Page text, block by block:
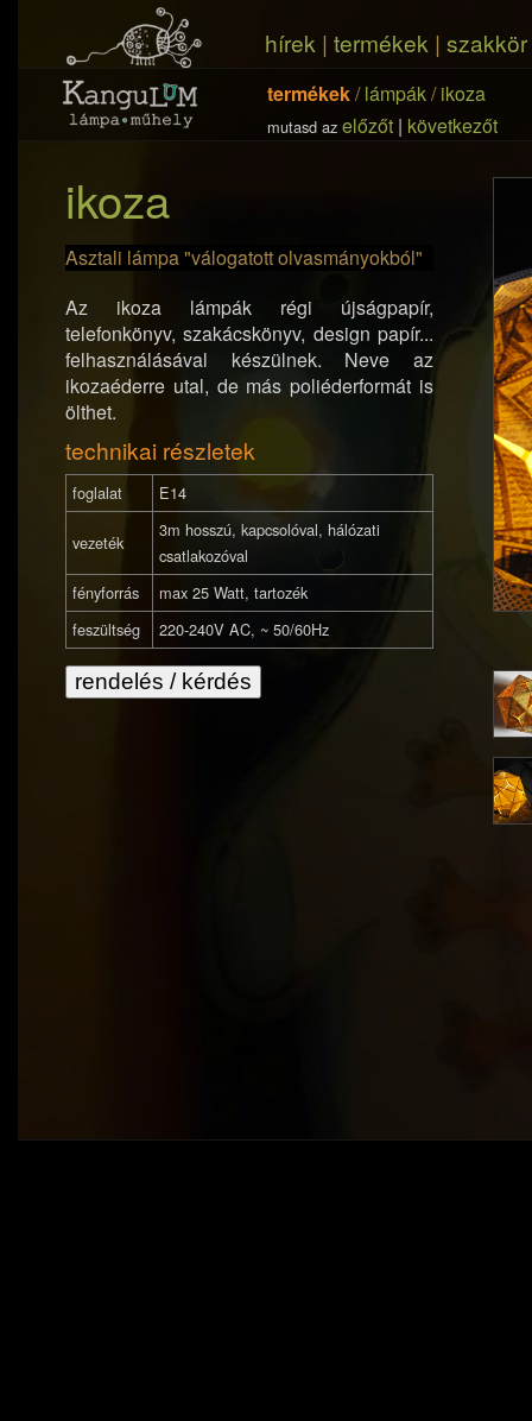
hírek | termékek | szakkör
termékek/lámpák/ikoza
mutasd az előzőt | következőt
ikoza
Asztali lámpa "válogatott olvasmányokból"
Az ikoza lámpák régi újságpapír,
telefonkönyv, szakácskönyv, design papír...
felhasználásával készülnek. Neve az
ikozaéderre utal, de más poliéderformát is
ölthet.
technikai részletek
foglalat E14
vezeték
3m hosszú, kapcsolóval, hálózati
csatlakozóval
fényforrás
max 25 Watt, tartozék
feszültség
220-240V AC, ~ 50/60Hz